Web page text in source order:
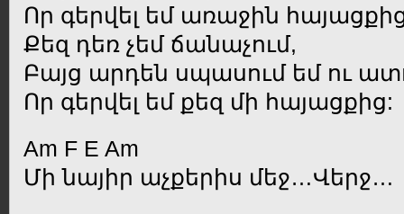
Որ գերվել եմ առաջին
Քեզ դեռ չեմ ճանաչում,
Բայց արդեն սպասում եմ ու
Որ գերվել եմ քեզ մի հայացքից:
Am F E Am
Մի նայիր աչքերիս մեջ…Վերջ…